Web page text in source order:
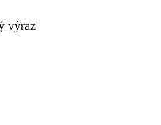
výraz